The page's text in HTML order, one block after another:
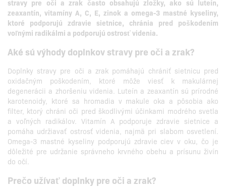
stravy pre oči a zrak často obsahujú zložky, ako sú luteín,
zeaxantín, vitamíny A, C, E, zinok a omega-3 mastné kyseliny,
ktoré podporujú zdravie sietnice, chránia pred poškodením
voľnými radikálmi a podporujú ostrosť videnia.
Aké sú výhody doplnkov stravy pre oči a zrak?
Doplnky stravy pre oči a zrak pomáhajú chrániť sietnicu pred
oxidačným poškodením, ktoré môže viesť k makulárnej
degenerácii a zhoršeniu videnia. Luteín a zeaxantín sú prírodné
karotenoidy, ktoré sa hromadia v makule oka a pôsobia ako
filter, ktorý chráni oči pred škodlivými účinkami modrého svetla
a voľných radikálov. Vitamín A podporuje zdravie sietnice a
pomáha udržiavať ostrosť videnia, najmä pri slabom osvetlení.
Omega-3 mastné kyseliny podporujú zdravie ciev v oku, čo je
dôležité pre udržanie správneho krvného obehu a prísunu živín
do očí.
Prečo užívať doplnky pre oči a zrak?